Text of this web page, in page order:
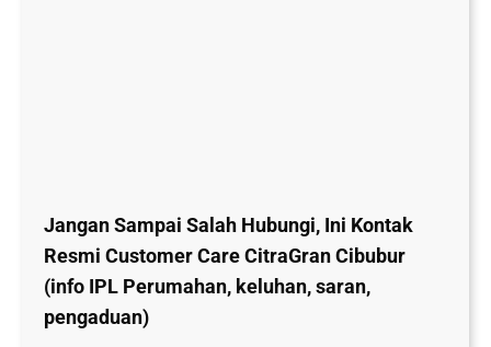
Jangan Sampai Salah Hubungi, Ini Kontak
Resmi Customer Care CitraGran Cibubur
(info IPL Perumahan, keluhan, saran,
pengaduan)